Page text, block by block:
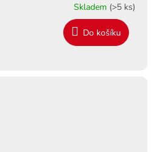
Skladem (>5 ks)
Do košíku